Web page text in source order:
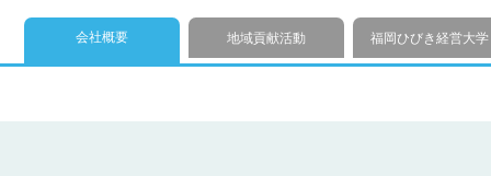
会社概要 地域貢献活動 福岡ひびき経営大学